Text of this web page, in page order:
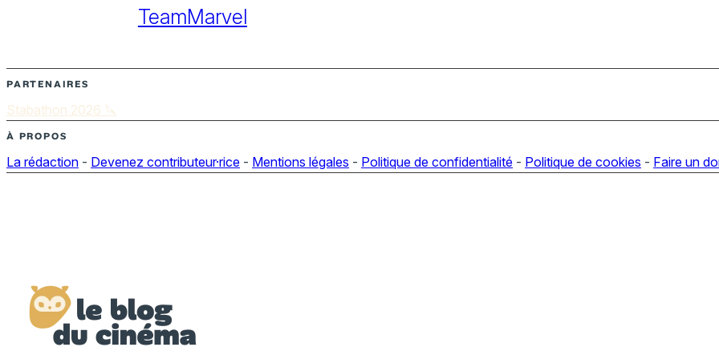
TeamMarvel
PARTENAIRES
Stabathon 2026 🔪
À PROPOS
La rédaction - Devenez contributeur·rice - Mentions légales - Politique de confidentialité - Politique de cookies - Faire un